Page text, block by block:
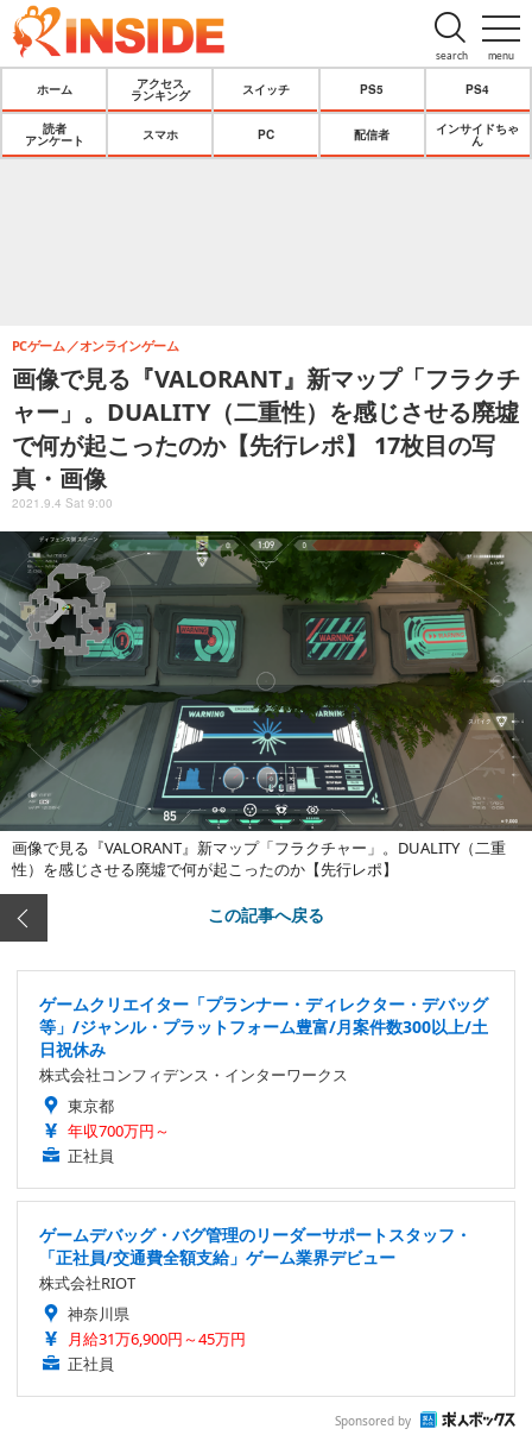
menu
search
ホーム
アクセス
ランキング
スイッチ PS5 PS4
読者
アンケート
スマホ PC 配信者
インサイドちゃ
ん
画像で見る『VALORANT』新マップ「フラクチ
ャー」。DUALITY（二重性）を感じさせる廃墟
で何が起こったのか【先行レポ】 17枚目の写
真・画像
PCゲーム オンラインゲーム
2021.9.4 Sat 9:00
画像で見る『VALORANT』新マップ「フラクチャー」。DUALITY（二重
性）を感じさせる廃墟で何が起こったのか【先行レポ】
この記事へ戻る
ゲームクリエイター「プランナー・ディレクター・デバッグ
等」/ジャンル・プラットフォーム豊富/月案件数300以上/土
日祝休み
株式会社コンフィデンス・インターワークス
東京都
年収700万円～
正社員
ゲームデバッグ・バグ管理のリーダーサポートスタッフ・
「正社員/交通費全額支給」ゲーム業界デビュー
株式会社RIOT
神奈川県
月給31万6,900円～45万円
正社員
Sponsored by